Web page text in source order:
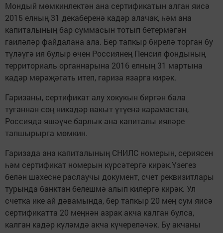
Мондый мөмкинлектән ана сертификатын алган яисә
2015 елның 31 декаберенә кадәр алачак, һәм ана
капиталының бар суммасын тотып бетермәгән
гаиләләр файдалана ала. Бер тапкыр бирелә торган бу
түләүгә ия булыр өчен Россиянең Пенсия фондының
территориаль органнарына 2016 елның 31 мартына
кадәр мөрәҗәгать итеп, гариза язарга кирәк.
Гаризаны, сертификат алу хокукын биргән бала
туганнан соң никадәр вакыт үтүенә карамастан,
Россиядә яшәүче барлык ана капиталы ияләре
тапшырырга мөмкин.
Гаризада ана капиталының СНИЛС номерын, сериясен
һәм сертификат номерын күрсәтергә кирәк.Үзегез
белән шәхесне раслаучы документ, счет реквизитлары
турында банктан белешмә алып килергә кирәк. Ул
счетка ике ай дәвамында, бер тапкыр 20 мең сум яисә
сертификатта 20 меңнән азрак акча калган булса,
калган кадәр күләмдә акча күчереләчәк. Бу акчаны